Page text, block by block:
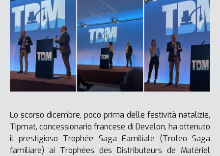
Lo scorso dicembre, poco prima delle festività natalizie,
Tipmat, concessionario francese di Develon, ha ottenuto
il prestigioso Trophée Saga Familiale (Trofeo Saga
familiare) ai Trophées des Distributeurs de Matériel